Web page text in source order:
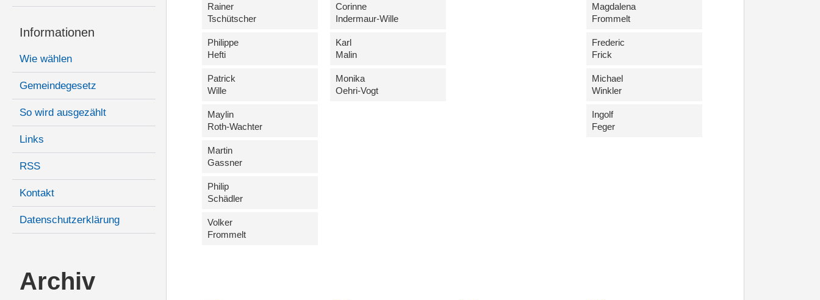
Informationen
Wie wählen
Gemeindegesetz
So wird ausgezählt
Links
RSS
Kontakt
Datenschutzerklärung
Archiv
Rainer
Tschütscher
Philippe
Hefti
Patrick
Wille
Maylin
Roth-Wachter
Martin
Gassner
Philip
Schädler
Volker
Frommelt
Corinne
Indermaur-Wille
Karl
Malin
Monika
Oehri-Vogt
Magdalena
Frommelt
Frederic
Frick
Michael
Winkler
Ingolf
Feger